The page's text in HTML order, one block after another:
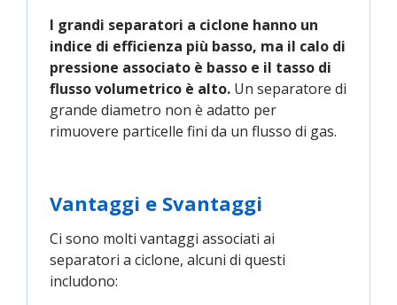
I grandi separatori a ciclone hanno un
indice di efficienza più basso, ma il calo di
pressione associato è basso e il tasso di
flusso volumetrico è alto. Un separatore di
grande diametro non è adatto per
rimuovere particelle fini da un flusso di gas.
Vantaggi e Svantaggi
Ci sono molti vantaggi associati ai
separatori a ciclone, alcuni di questi
includono: